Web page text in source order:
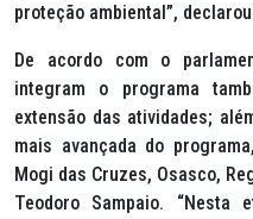
proteção ambiental”,
De acordo com o
integram o programa
extensão das atividades;
mais avançada do
Mogi das Cruzes, Osasco,
Teodoro Sampaio.